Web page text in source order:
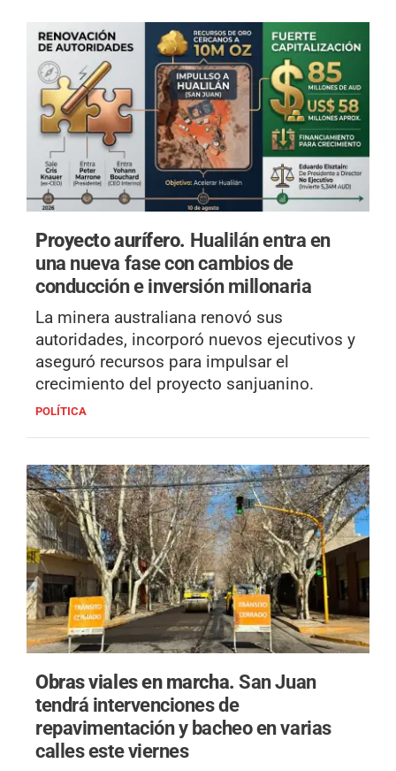
Proyecto aurífero. Hualilán entra en
una nueva fase con cambios de
conducción e inversión millonaria
La minera australiana renovó sus
autoridades, incorporó nuevos ejecutivos y
aseguró recursos para impulsar el
crecimiento del proyecto sanjuanino.
POLÍTICA
Obras viales en marcha.San Juan
tendrá intervenciones de
repavimentación y bacheo en varias
calles este viernes